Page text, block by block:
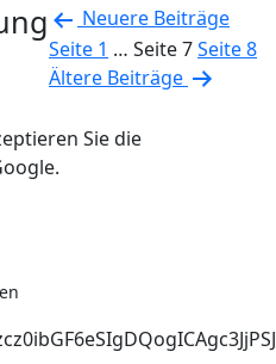
Neuere Beiträge
Seite 1 … Seite 7Seite 8
Ältere Beiträge
Sie die